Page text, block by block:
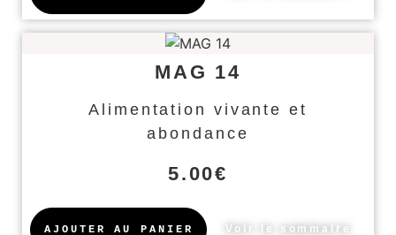
MAG 14
Alimentation vivante et
abondance
5.00€
AJOUTER AU PANIER Voir le sommaire